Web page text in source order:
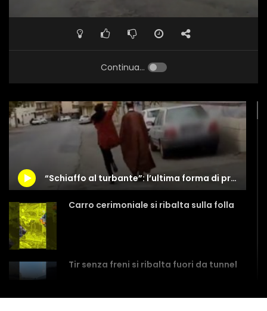
Continua...
“Schiaffo al turbante”: l’ultima forma di protesta in Iran
Carro cerimoniale si ribalta sulla folla
Tir senza freni si ribalta fuori da tunnel